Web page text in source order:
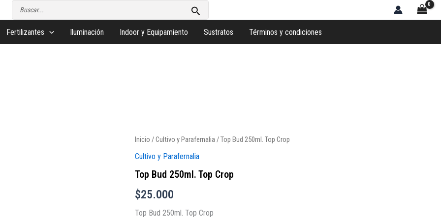
por:
Fertilizantes Iluminación Indoor y Equipamiento Sustratos Términos y condiciones
Inicio /Cultivo y Parafernalia / Top Bud 250ml. Top Crop
Cultivo y Parafernalia
Top Bud 250ml. Top Crop
$25.000
Top Bud 250ml. Top Crop